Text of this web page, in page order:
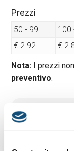
Prezzi
50 - 99 100
€ 2.92
€
Nota: I prezzi
preventivo.
Quantità
Tempi di